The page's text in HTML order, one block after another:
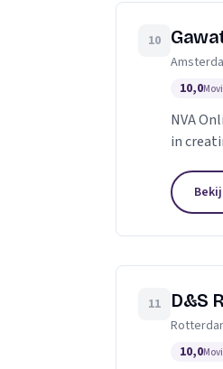
10
10,0
NVA
in
11 D&S
10,0